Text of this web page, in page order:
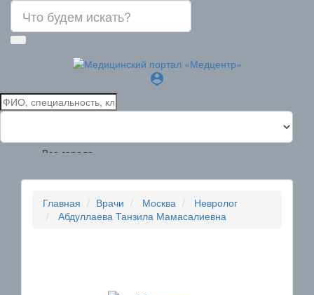
person_pin
Все города
Главная Врачи Москва
Невролог
Абдуллаева Танзила Мамасалиевна